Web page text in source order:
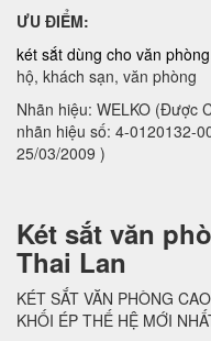
ƯU ĐIỂM:
két sắt dùng cho văn phòng
hộ, khách sạn, văn phòng
Nhãn hiệu: WELKO (Được
nhãn hiệu số: 4-0120132-
25/03/2009 )
Két sắt văn
Thai Lan
KÉT SẮT VĂN PHÒNG
KHỐI ÉP THẾ HỆ MỚI